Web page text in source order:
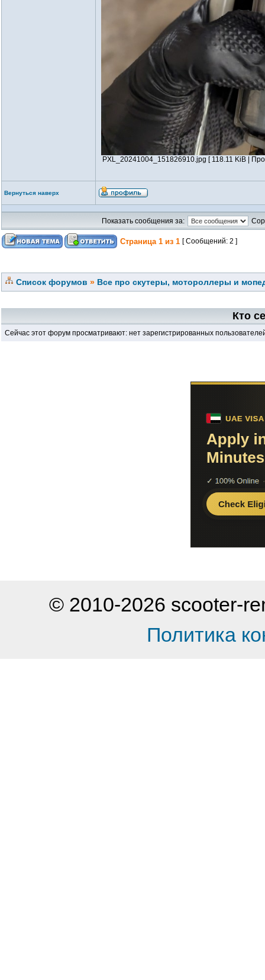
PXL_20241004_151826910.jpg [ 118.11 KiB |
Вернуться наверх
Показать сообщения за:
Страница 1 из 1 [ Сообщений: 2 ]
Список форумов » Все про скутеры, мотороллеры и
Кто
Сейчас этот форум просматривают: нет зарегистрированных
© 2010-2026 scooter-
Политика